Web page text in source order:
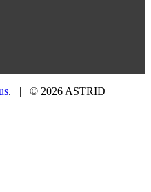
. |
© 2026 ASTRID